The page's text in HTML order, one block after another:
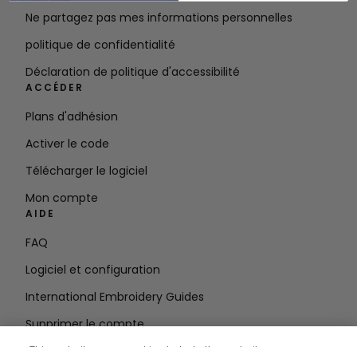
Ne partagez pas mes informations personnelles
politique de confidentialité
Déclaration de politique d'accessibilité
ACCÉDER
Plans d'adhésion
Activer le code
Télécharger le logiciel
Mon compte
AIDE
FAQ
Logiciel et configuration
International Embroidery Guides
Supprimer le compte